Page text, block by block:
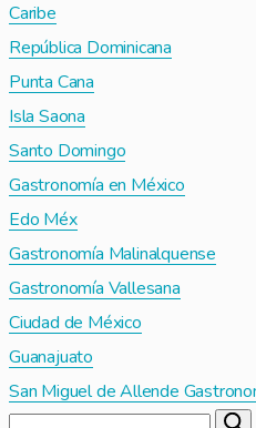
Caribe
República Dominicana
Punta Cana
Isla Saona
Santo Domingo
Gastronomía en México
Edo Méx
Gastronomía Malinalquense
Gastronomía Vallesana
Ciudad de México
Guanajuato
San Miguel de Allende